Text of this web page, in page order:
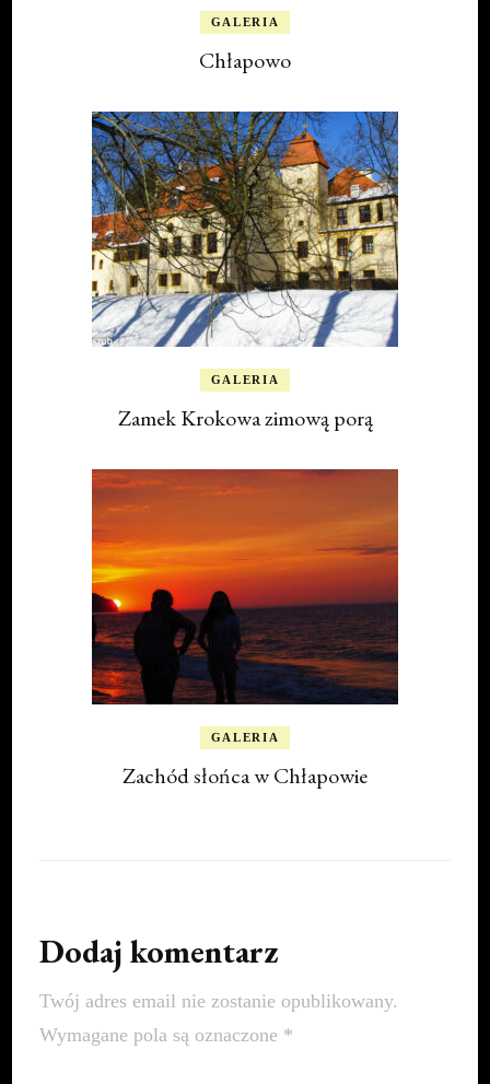
GALERIA
Chłapowo
GALERIA
Zamek Krokowa zimową porą
GALERIA
Zachód słońca w Chłapowie
Dodaj komentarz
Twój adres email nie zostanie opublikowany.
Wymagane pola są oznaczone *